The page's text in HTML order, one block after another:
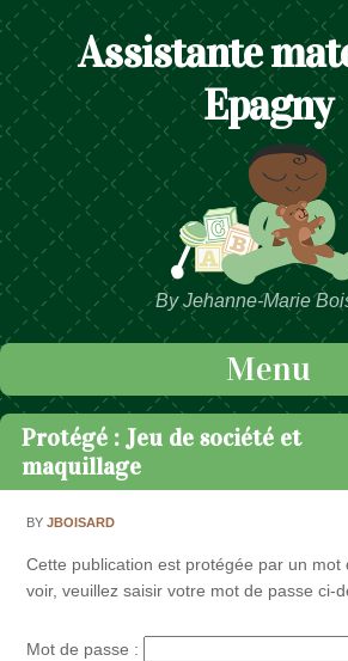
Assistante
Epagny
By Jehanne-Marie
Menu
Passer au contenu
Protégé : Jeu de société et
maquillage
BYJBOISARD
Cette publication est protégée par un mot
voir, veuillez saisir votre mot de passe ci-
Mot de passe :